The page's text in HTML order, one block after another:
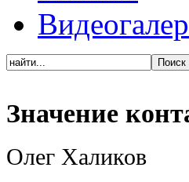
Значение
Олег Халиков